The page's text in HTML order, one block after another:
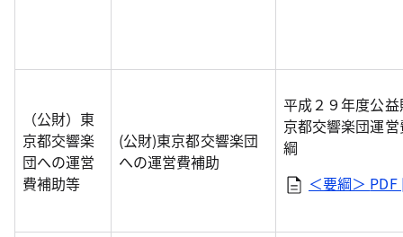
（公財）東
京都交響楽
団への運営
費補助等
(公財)東京都交響楽団
への運営費補助
平成２９年度公
京都交響楽団運
綱
＜要綱＞